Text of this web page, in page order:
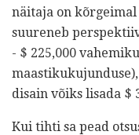
näitaja on kõrgeimal
suureneb
- $ 225,000
disain võiks lisada $
Kui tihti sa pead